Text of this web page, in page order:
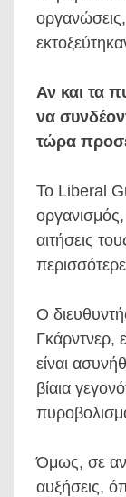
Αν και τα
να
τώρα
Το Liberal
αιτήσεις
Ο
Γκάρντνερ,
είναι
βίαια
Όμως, σε
αυξήσεις,